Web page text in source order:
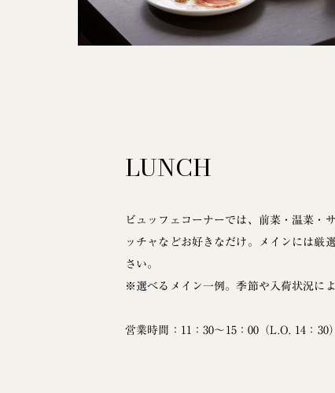
LUNCH
ビュッフェコーナーでは、前菜・温菜・
ッチャなどお好きなだけ。メインには厳
さい。
※選べるメイン一例。季節や入荷状況に
営業時間：11：30～15：00（L.O. 14：30）